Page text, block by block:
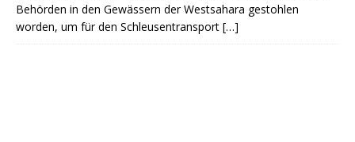
Behörden in den Gewässern der Westsahara gestohlen
worden, um für den Schleusentransport […]